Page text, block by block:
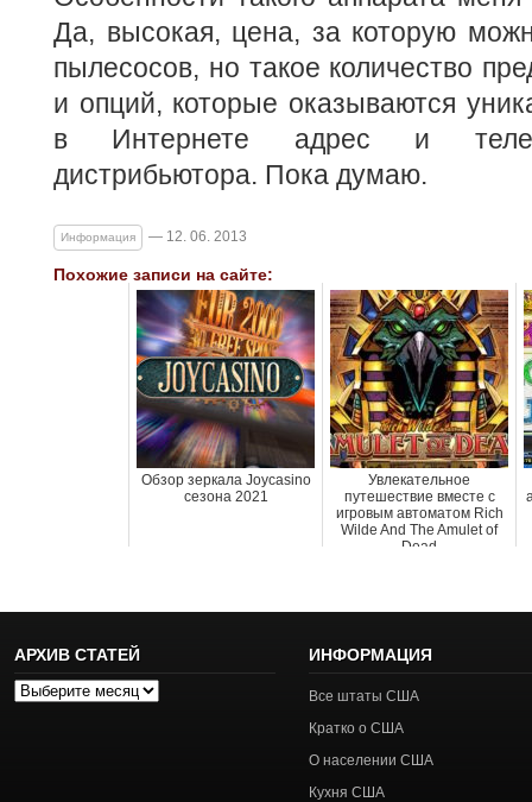
Да, высокая, цена, за которую
пылесосов, но такое количество
и опций, которые оказываются
в Интернете адрес и
дистрибьютора. Пока думаю.
Информация — 12. 06. 2013
Похожие записи на сайте:
Обзор зеркала Joycasino
сезона 2021
Увлекательное
путешествие вместе с
игровым автоматом Rich
Wilde And The Amulet of
Dead
АРХИВ СТАТЕЙ
Архив
ИНФОРМАЦИЯ
Все штаты США
Кратко о США
О населении США
Кухня США